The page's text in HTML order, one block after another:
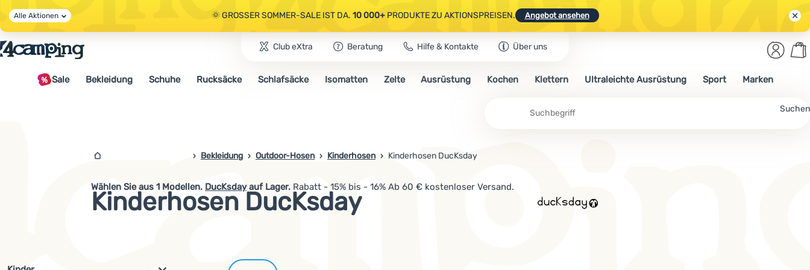
🌞 GROSSER SOMMER-SALE IST DA. 10 000+PRODUKTE ZU AKTIONSPREISEN. Angebot ansehen
🤫 - 10 % AUF AUSGEWÄHLTE CAMPING- & WANDERAUSRÜSTUNG.CODE OUT10 NUTZEN.
🌞 GROSSER SOMMER-SALE IST DA.10 000+PRODUKTE ZU AKTIONSPREISEN. Angebot ansehen
Alle Aktionen
Club eXtra Beratung Hilfe & Kontakte Über uns
Suchen
Anmelden
Sale Bekleidung Schuhe Rucksäcke Schlafsäcke Isomatten Zelte Ausrüstung Kochen Klettern Ultraleichte Ausrüstung Sport Marken
4campingshop.de
Bekleidung Outdoor-Hosen Kinderhosen Kinderhosen DucKsday
Kinderhosen DucKsday
Wählen Sie aus 1 Modellen. DucKsdayauf Lager. Rabatt - 15% bis - 16% Ab 60 € kostenloser Versand.